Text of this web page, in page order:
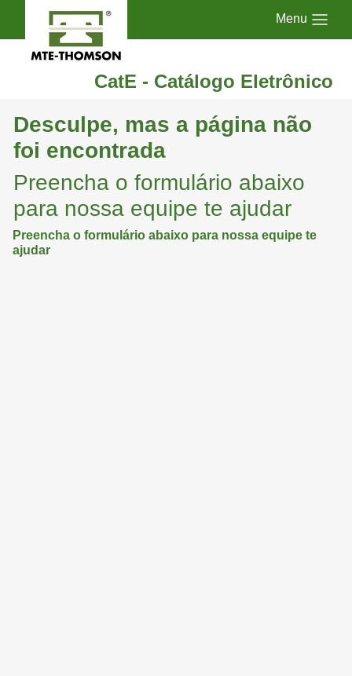
Menu
CatE - Catálogo Eletrônico
Desculpe, mas a página não
foi encontrada
Preencha o formulário abaixo
para nossa equipe te ajudar
Preencha o formulário abaixo para nossa equipe te
ajudar